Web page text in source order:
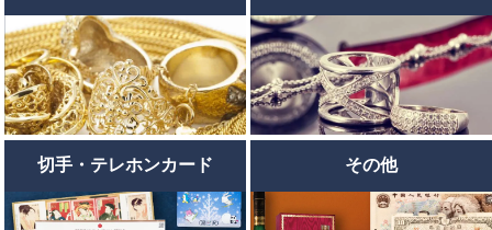
切手・テレホンカード その他